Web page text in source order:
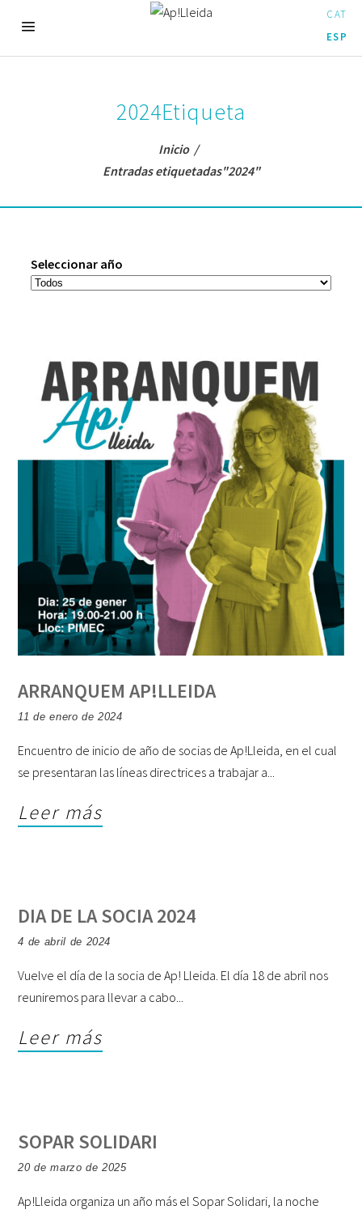
CAT
ESP
2024Etiqueta
Inicio/
Entradas etiquetadas"2024"
Seleccionar año
ARRANQUEM AP!LLEIDA
11 de enero de 2024
Encuentro de inicio de año de socias de Ap!Lleida, en el cual
se presentaran las líneas directrices a trabajar a
Leer más
DIA DE LA SOCIA 2024
4 de abril de 2024
Vuelve el día de la socia de Ap! Lleida. El día 18 de abril nos
reuniremos para llevar a cabo
Leer más
SOPAR SOLIDARI
20 de marzo de 2025
Ap!Lleida organiza un año más el Sopar Solidari, la noche